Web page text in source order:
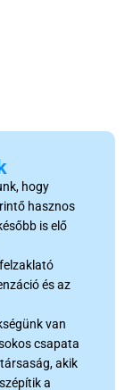
hogy
hasznos
is elő
és az
van
csapata
akik
a